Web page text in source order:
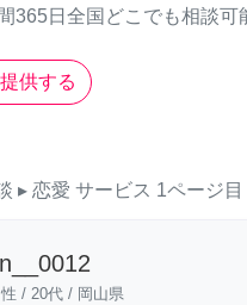
365日全国どこでも相談可
供する
▸ 恋愛 サービス 1ページ目
/ 20代 / 岡山県